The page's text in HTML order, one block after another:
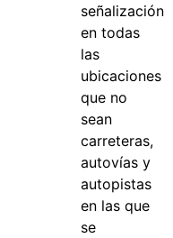
señalización
en todas
las
ubicaciones
que no
sean
carreteras,
autovías y
autopistas
en las que
se